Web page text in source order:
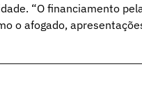
“O financiamento
o afogado,